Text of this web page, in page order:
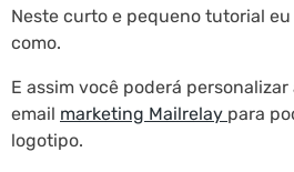
Neste curto e pequeno tutorial
como.
E assim você poderá
email marketing Mailrelay para
logotipo.